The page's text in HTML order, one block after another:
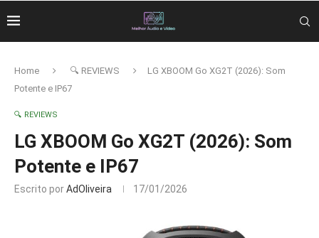
Home 🔍 REVIEWS
LG XBOOM Go XG2T (2026): Som
Potente e IP67
🔍 REVIEWS
LG XBOOM Go XG2T (2026): Som
Potente e IP67
Escrito porAdOliveira 17/01/2026